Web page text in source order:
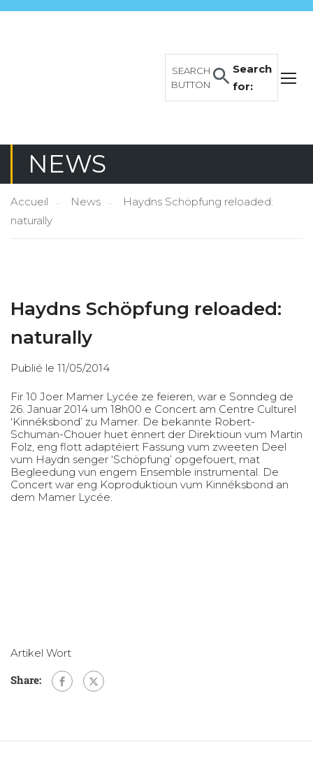
Search
for:
SEARCH
BUTTON
NEWS
Accueil News
Haydns Schöpfung reloaded:
naturally
Haydns Schöpfung reloaded:
naturally
Publié le 11/05/2014
Fir 10 Joer Mamer Lycée ze feieren, war e Sonndeg de
26. Januar 2014 um 18h00 e Concert am Centre Culturel
‘Kinnéksbond’ zu Mamer. De bekannte Robert-
Schuman-Chouer huet ënnert der Direktioun vum Martin
Folz, eng flott adaptéiert Fassung vum zweeten Deel
vum Haydn senger ‘Schöpfung’ opgefouert, mat
Begleedung vun engem Ensemble instrumental. De
Concert war eng Koproduktioun vum Kinnéksbond an
dem Mamer Lycée.
Artikel Wort
Share: